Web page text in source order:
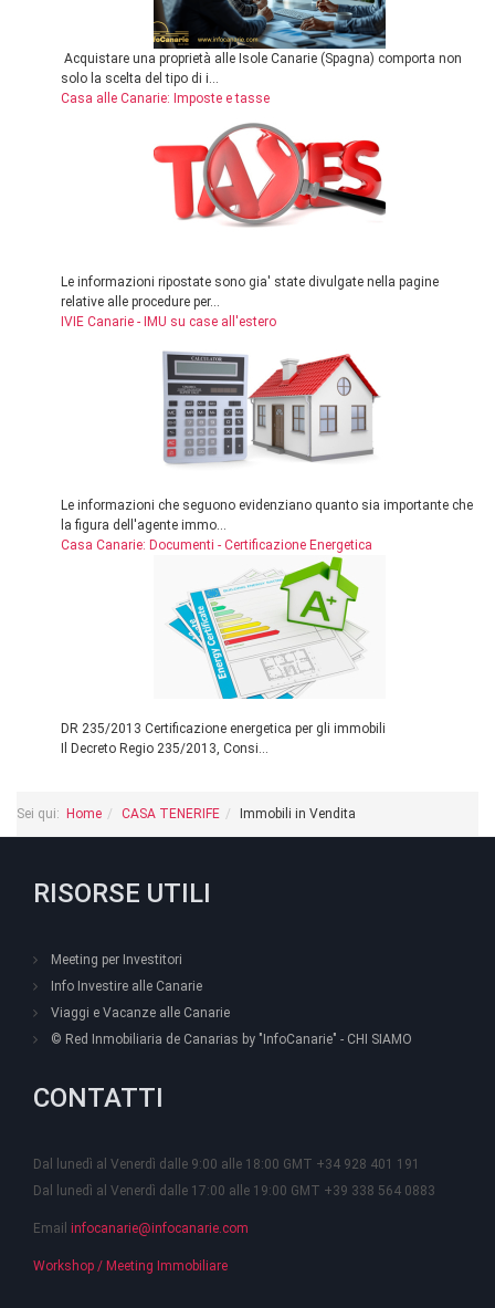
Acquistare una proprietà alle Isole Canarie (Spagna) comporta non
solo la scelta del tipo di i...
Casa alle Canarie: Imposte e tasse
Le informazioni ripostate sono gia' state divulgate nella pagine
relative alle procedure per...
IVIE Canarie - IMU su case all'estero
Le informazioni che seguono evidenziano quanto sia importante che
la figura dell'agente immo...
Casa Canarie: Documenti - Certificazione Energetica
DR 235/2013 Certificazione energetica per gli immobili
Il Decreto Regio 235/2013, Consi...
Sei qui: Home CASA TENERIFE Immobili in Vendita
RISORSE UTILI
Meeting per Investitori
Info Investire alle Canarie
Viaggi e Vacanze alle Canarie
© Red Inmobiliaria de Canarias by "InfoCanarie" - CHI SIAMO
CONTATTI
Dal lunedì al Venerdì dalle 9:00 alle 18:00 GMT +34 928 401 191
Dal lunedì al Venerdì dalle 17:00 alle 19:00 GMT +39 338 564 0883
Email infocanarie@infocanarie.com
Workshop / Meeting Immobiliare